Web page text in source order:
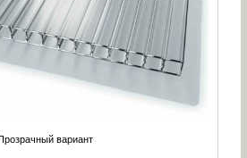
вариант